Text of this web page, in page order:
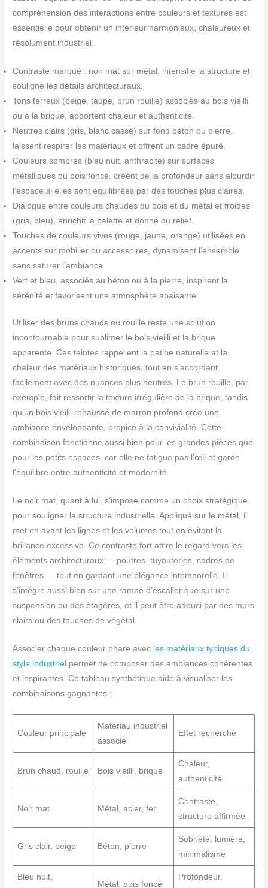
compréhension des interactions entre couleurs et textures est
essentielle pour obtenir un intérieur harmonieux, chaleureux et
résolument industriel.
Contraste marqué : noir mat sur métal, intensifie la structure et
souligne les détails architecturaux.
Tons terreux (beige, taupe, brun rouille) associés au bois vieilli
ou à la brique, apportent chaleur et authenticité.
Neutres clairs (gris, blanc cassé) sur fond béton ou pierre,
laissent respirer les matériaux et offrent un cadre épuré.
Couleurs sombres (bleu nuit, anthracite) sur surfaces
métalliques ou bois foncé, créent de la profondeur sans alourdir
l’espace si elles sont équilibrées par des touches plus claires.
Dialogue entre couleurs chaudes du bois et du métal et froides
(gris, bleu), enrichit la palette et donne du relief.
Touches de couleurs vives (rouge, jaune, orange) utilisées en
accents sur mobilier ou accessoires, dynamisent l’ensemble
sans saturer l’ambiance.
Vert et bleu, associés au béton ou à la pierre, inspirent la
sérénité et favorisent une atmosphère apaisante.
Utiliser des bruns chauds ou rouille reste une solution
incontournable pour sublimer le bois vieilli et la brique
apparente. Ces teintes rappellent la patine naturelle et la
chaleur des matériaux historiques, tout en s’accordant
facilement avec des nuances plus neutres. Le brun rouille, par
exemple, fait ressortir la texture irrégulière de la brique, tandis
qu’un bois vieilli rehaussé de marron profond crée une
ambiance enveloppante, propice à la convivialité. Cette
combinaison fonctionne aussi bien pour les grandes pièces que
pour les petits espaces, car elle ne fatigue pas l’œil et garde
l’équilibre entre authenticité et modernité.
Le noir mat, quant à lui, s’impose comme un choix stratégique
pour souligner la structure industrielle. Appliqué sur le métal, il
met en avant les lignes et les volumes tout en évitant la
brillance excessive. Ce contraste fort attire le regard vers les
éléments architecturaux — poutres, tuyauteries, cadres de
fenêtres — tout en gardant une élégance intemporelle. Il
s’intègre aussi bien sur une rampe d’escalier que sur une
suspension ou des étagères, et il peut être adouci par des murs
clairs ou des touches de végétal.
Associer chaque couleur phare avec les matériaux typiques du
style industriel permet de composer des ambiances cohérentes
et inspirantes. Ce tableau synthétique aide à visualiser les
combinaisons gagnantes :
Couleur principale
Matériau industriel
associé
Effet recherché
Brun chaud, rouille Bois vieilli, brique
Chaleur,
authenticité
Noir mat Métal, acier, fer
Contraste,
structure affirmée
Gris clair, beige Béton, pierre
Sobriété, lumière,
minimalisme
Bleu nuit,
Métal, bois foncé
Profondeur,